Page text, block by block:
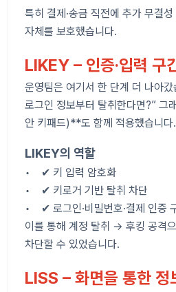
특히 결제·송금 직전에 추가 무결
자체를 보호했습니다.
LIKEY – 인증·입력 구
운영팀은 여기서 한 단계 더 나아
로그인 정보부터 탈취한다면?”
안 키패드)**도 함께 적용했습니다.
LIKEY의 역할
• ✔ 키 입력 암호화
• ✔ 키로거 기반 탈취 차단
• ✔ 로그인·비밀번호·결제 인증
이를 통해 계정 탈취 → 후킹 공격
차단할 수 있었습니다.
LISS – 화면을 통한 정